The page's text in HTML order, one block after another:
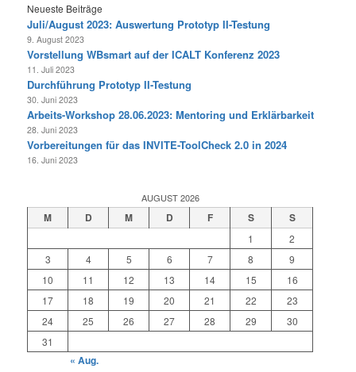
Neueste Beiträge
Juli/August 2023: Auswertung Prototyp II-Testung
9. August 2023
Vorstellung WBsmart auf der ICALT Konferenz 2023
11. Juli 2023
Durchführung Prototyp II-Testung
30. Juni 2023
Arbeits-Workshop 28.06.2023: Mentoring und Erklärbarkeit
28. Juni 2023
Vorbereitungen für das INVITE-ToolCheck 2.0 in 2024
16. Juni 2023
AUGUST 2026
M D M D F S S
1
2
3
4 5 6 7 8
9
10
11 12 13 14 15
16
17
18 19 20 21 22
23
24
25 26 27 28 29
30
31
« Aug.